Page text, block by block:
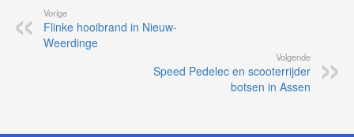
Vorige
Flinke hooibrand in Nieuw-
Weerdinge
Volgende
Speed Pedelec en scooterrijder
botsen in Assen